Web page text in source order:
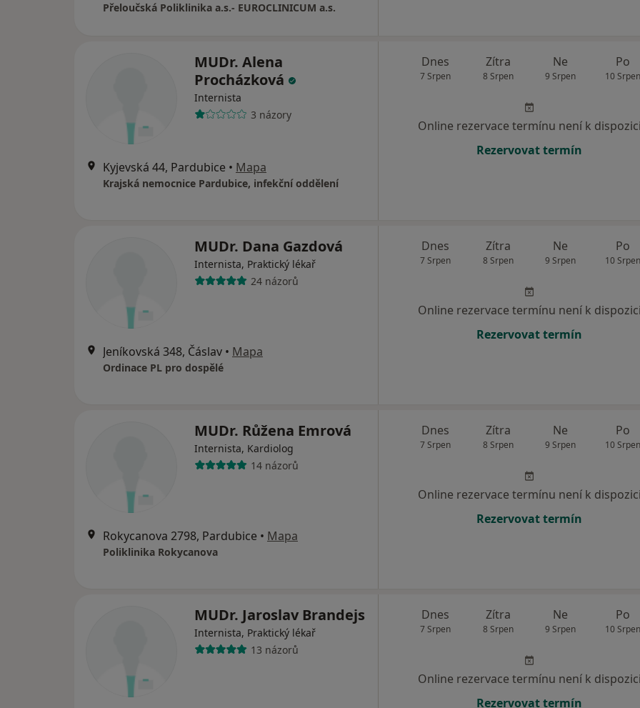
Přeloučská Poliklinika a.s.- EUROCLINICUM a.s.
MUDr. Alena
Procházková
Internista
3 názory
Kyjevská 44, Pardubice • Mapa
Krajská nemocnice Pardubice, infekční oddělení
Dnes
7 Srpen
Zítra
8 Srpen
Ne
9 Srpen
Po
10 Srpen
Online rezervace termínu není k dispozici
Rezervovat termín
MUDr. Dana Gazdová
Internista, Praktický lékař
24 názorů
Jeníkovská 348, Čáslav • Mapa
Ordinace PL pro dospělé
Dnes
7 Srpen
Zítra
8 Srpen
Ne
9 Srpen
Po
10 Srpen
Online rezervace termínu není k dispozici
Rezervovat termín
MUDr. Růžena Emrová
Internista, Kardiolog
14 názorů
Rokycanova 2798, Pardubice • Mapa
Poliklinika Rokycanova
Dnes
7 Srpen
Zítra
8 Srpen
Ne
9 Srpen
Po
10 Srpen
Online rezervace termínu není k dispozici
Rezervovat termín
MUDr. Jaroslav Brandejs
Internista, Praktický lékař
13 názorů
Dnes
7 Srpen
Zítra
8 Srpen
Ne
9 Srpen
Po
10 Srpen
Online rezervace termínu není k dispozici
Rezervovat termín